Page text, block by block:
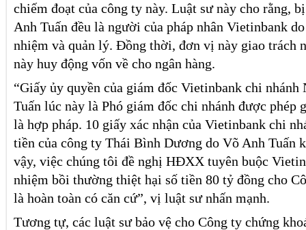
chiếm đoạt của công ty này. Luật sư này cho rằng,
Anh Tuấn đều là người của pháp nhân Vietinbank
nhiệm và quản lý. Đồng thời, đơn vị này giao trách
này huy động vốn về cho ngân hàng.
“Giấy ủy quyền của giám đốc Vietinbank chi nhánh
Tuấn lúc này là Phó giám đốc chi nhánh được phép
là hợp pháp. 10 giấy xác nhận của Vietinbank chi
tiền của công ty Thái Bình Dương do Võ Anh Tuấn
vậy, việc chúng tôi đề nghị HĐXX tuyên buộc
nhiệm bồi thường thiệt hại số tiền 80 tỷ đồng cho
là hoàn toàn có căn cứ”, vị luật sư nhấn mạnh.
Tương tự, các luật sư bảo vệ cho Công ty chứng